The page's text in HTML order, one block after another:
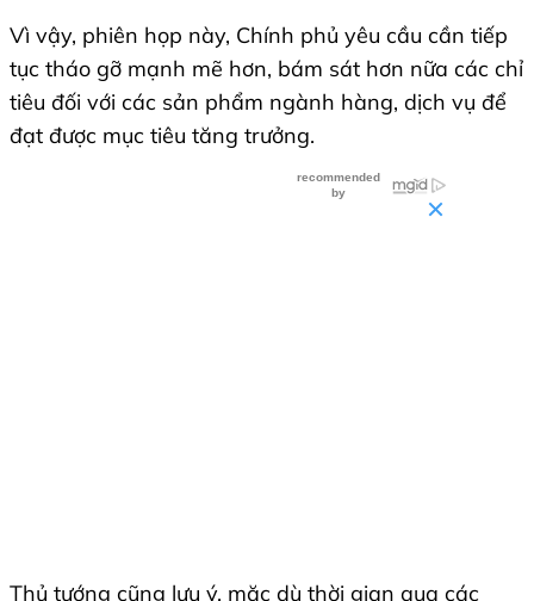
Vì vậy, phiên họp này, Chính phủ yêu cầu cần tiếp
tục tháo gỡ mạnh mẽ hơn, bám sát hơn nữa các chỉ
tiêu đối với các sản phẩm ngành hàng, dịch vụ để
đạt được mục tiêu tăng trưởng.
Thủ tướng cũng lưu ý, mặc dù thời gian qua các